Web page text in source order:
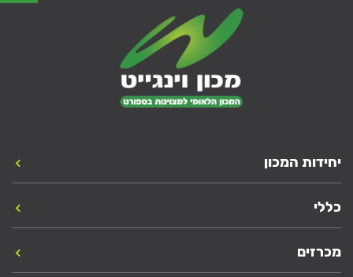
יחידות המכון
כללי
מכרזים